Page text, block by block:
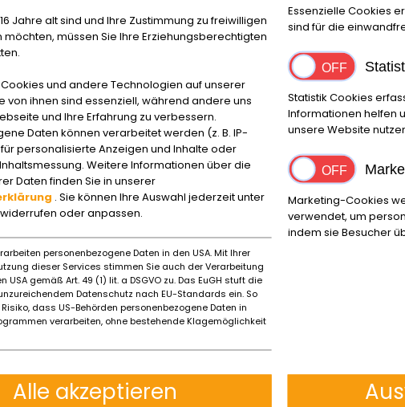
Ducati DUCATI
DESMOSEDICI
0 KM
PLZ/Ort:
Emilia
Dauerinserat
EUR105.000
Mehr Details
Nachricht
Ducati 1299 PANIGALE SUPERLEGGERA
PLZ/Ort:
Reggio Emilia
Jahre alt sind und Ihre Zustimmung zu freiwilligen
müssen Sie Ihre Erziehungsberechtigten
und andere Technologien auf unserer
von ihnen sind essenziell, während andere uns
und Ihre Erfahrung zu verbessern.
Daten können verarbeitet werden (z. B. IP-
für personalisierte Anzeigen und Inhalte oder
Weitere Informationen über die
Daten finden Sie in unserer
. Sie können Ihre Auswahl jederzeit unter
widerrufen oder anpassen.
personenbezogene Daten in den USA. Mit Ihrer
dieser Services stimmen Sie auch der Verarbeitung
USA gemäß Art. 49 (1) lit. a DSGVO zu. Das EuGH stuft die
Datenschutz nach EU-Standards ein. So
dass US-Behörden personenbezogene Daten in
verarbeiten, ohne bestehende Klagemöglichkeit
Essenzielle Cookies
sind für die
Statistik Cookies
Informationen helfen
unsere Website
Marketing-Cookies
verwendet, um
indem sie Besucher
Alle akzeptieren